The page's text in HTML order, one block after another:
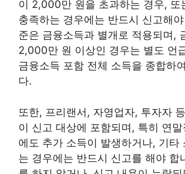
이 2,000만 원을 초과하는 경우, 또
충족하는 경우에는 반드시 신고해
준은 금융소득과 별개로 적용되며,
2,000만 원 이상인 경우는 별도 언
금융소득 포함 전체 소득을 종합하
다.
또한, 프리랜서, 자영업자, 투자자
이 신고 대상에 포함되며, 특히 연
에도 추가 소득이 발생하거나, 기타
는 경우에는 반드시 신고를 해야 합